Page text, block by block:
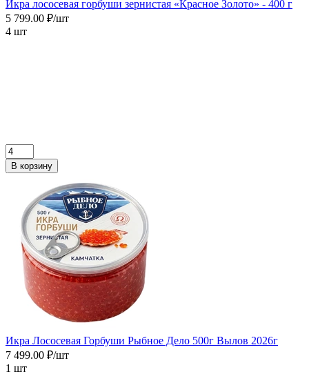
Икра лососевая горбуши зернистая «Красное Золото» - 400 г
5 799.00 ₽/шт
4 шт
В корзину
Икра Лососевая Горбуши Рыбное Дело 500г Вылов 2026г
7 499.00 ₽/шт
1 шт